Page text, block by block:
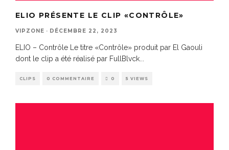
ELIO PRÉSENTE LE CLIP «CONTRÔLE»
VIPZONE · DÉCEMBRE 22, 2023
ELIO – Contrôle Le titre «Contrôle» produit par El Gaouli
dont le clip a été réalisé par FullBlvck
CLIPS 0 COMMENTAIRE 0 5 VIEWS